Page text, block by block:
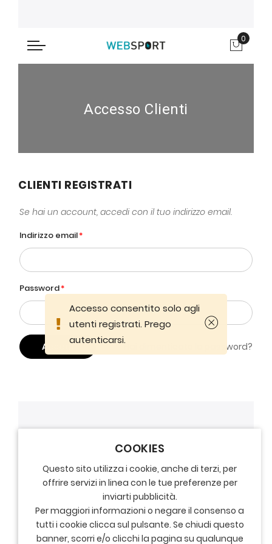
COOKIES
Questo sito utilizza i cookie, anche di terzi, per
offrire servizi in linea con le tue preferenze per
inviarti pubblicità.
Per maggiori informazioni o negare il consenso a
tutti i cookie clicca sul pulsante. Se chiudi questo
banner, scorri e/o clicchi la pagina su qualunque
0
Accesso Clienti
Accesso consentito solo agli
utenti registrati. Prego
autenticarsi.
CLIENTI REGISTRATI
Se hai un account, accedi con il tuo indirizzo email.
Indirizzo email
Password
Accedi Hai dimenticato la password?